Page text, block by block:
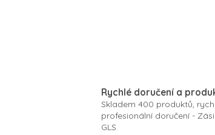
Rychlé doručení a
Skladem 400 produktů,
profesionální doručení -
GLS.